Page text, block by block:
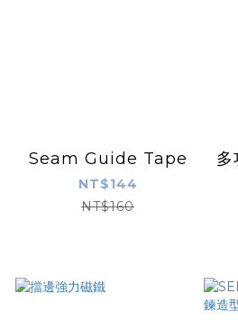
Seam Guide Tape
NT$144
NT$160
多